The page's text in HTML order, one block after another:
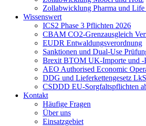
Zollabwicklung Pharma und Life
Wissenswert
ICS2 Phase 3 Pflichten 2026
CBAM CO2-Grenzausgleich
EUDR Entwaldungsverordnung
Sanktionen und Dual-Use
Brexit BTOM UK-Importe und -
AEO Authorised Economic
DDG und Lieferkettengesetz
CSDDD EU-Sorgfaltspflichten
Kontakt
Häufige Fragen
Über uns
Einsatzgebiet